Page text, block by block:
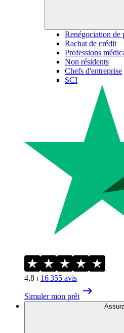
Renégociation de
Rachat de crédit
Professions
Non résidents
Chefs d'entreprise
SCI
4,8 ⏐ 16 355 avis
Simuler mon prêt